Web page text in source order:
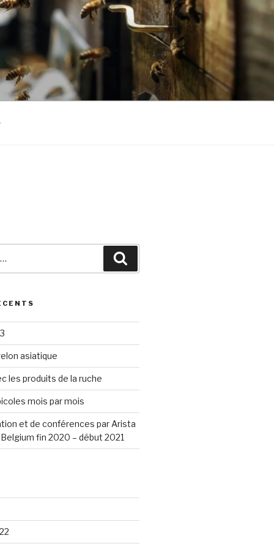
asiatique
les produits de la ruche
mois par mois
et de conférences par Arista
fin 2020 – début 2021